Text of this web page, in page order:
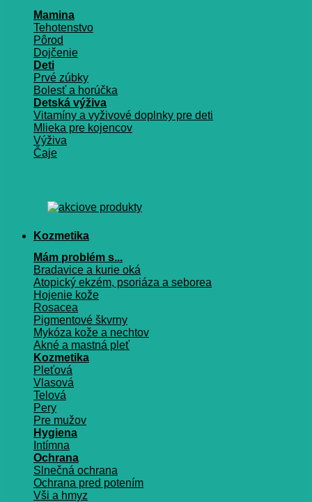
Mamina
Tehotenstvo
Pôrod
Dojčenie
Deti
Prvé zúbky
Bolesť a horúčka
Detská výživa
Vitamíny a vyživové doplnky pre deti
Mlieka pre kojencov
Výživa
Čaje
Kozmetika
Mám problém s...
Bradavice a kurie oká
Atopický ekzém, psoriáza a seborea
Hojenie kože
Rosacea
Pigmentové škvrny
Mykóza kože a nechtov
Akné a mastná pleť
Kozmetika
Pleťová
Vlasová
Telová
Pery
Pre mužov
Hygiena
Intímna
Ochrana
Slnečná ochrana
Ochrana pred potením
Vši a hmyz